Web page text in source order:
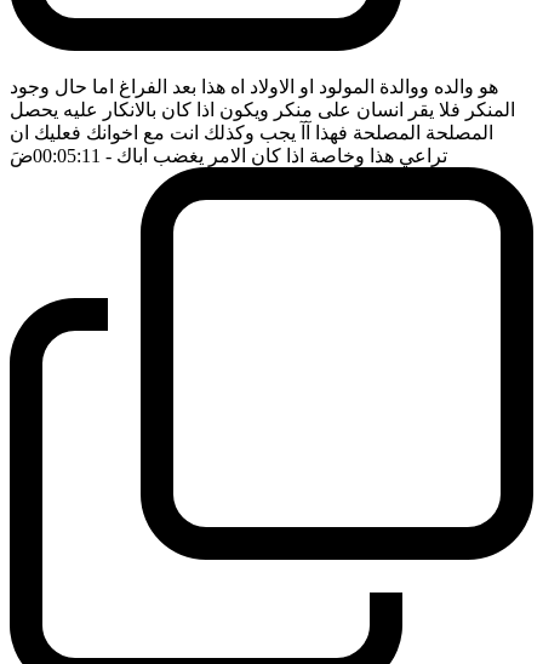
هو والده ووالدة المولود او الاولاد اه هذا بعد الفراغ اما حال وجود
المنكر فلا يقر انسان على منكر ويكون اذا كان بالانكار عليه يحصل
المصلحة المصلحة فهذا آآ يجب وكذلك انت مع اخوانك فعليك ان
تراعي هذا وخاصة اذا كان الامر يغضب اباك - 00:05:11 ضَ